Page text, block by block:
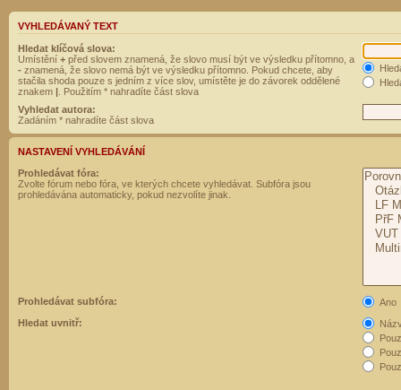
VYHLEDÁVANÝ TEXT
Hledat klíčová slova:
Umístění + před slovem znamená, že slovo musí být ve výsledku přítomno, a
- znamená, že slovo nemá být ve výsledku přítomno. Pokud chcete, aby
stačila shoda pouze s jedním z více slov, umístěte je do závorek oddělené
znakem | . Použitím * nahradíte část slova
Vyhledat autora:
Zadáním * nahradíte část slova
NASTAVENÍ VYHLEDÁVÁNÍ
Prohledávat fóra:
Zvolte fórum nebo fóra, ve kterých chcete vyhledávat. Subfóra jsou
prohledávána automaticky, pokud nezvolíte jinak.
Prohledávat subfóra:
Ano
Hledat uvnitř: